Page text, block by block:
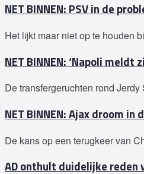
NET BINNEN: PSV in de
Het lijkt maar niet op te houden
NET BINNEN: ‘Napoli
De transfergeruchten rond
NET BINNEN: Ajax droom
De kans op een terugkeer van
AD onthult duidelijke reden